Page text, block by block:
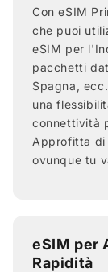
Con eSIM
che puoi
eSIM per
pacchetti
Spagna,
una
connettività
Approfitta di
ovunque tu
eSIM per
Rapidità